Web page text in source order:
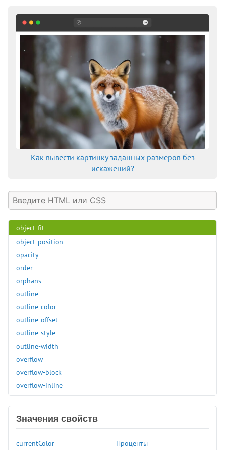
Как вывести картинку заданных размеров без
искажений?
margin-inline-end
margin-inline-start
margin-left
margin-right
margin-top
marks
math-style
max-block-size
max-height
max-inline-size
max-width
min-block-size
min-width
mix-blend-mode
object-fit
object-position
opacity
order
orphans
outline
outline-color
outline-offset
outline-style
outline-width
overflow
overflow-block
overflow-inline
overflow-x
padding
Значения свойств
currentColor Проценты